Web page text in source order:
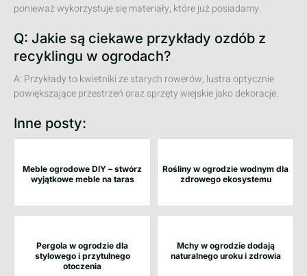
ponieważ wykorzystuje się materiały, które już posiadamy.
Q: Jakie są ciekawe przykłady ozdób z
recyklingu w ogrodach?
A: Przykłady to kwietniki ze starych rowerów, lustra optycznie
powiększające przestrzeń oraz sprzęty wiejskie jako dekoracje.
Inne posty:
Meble ogrodowe DIY – stwórz
wyjątkowe meble na taras
Rośliny w ogrodzie wodnym dla
zdrowego ekosystemu
Pergola w ogrodzie dla
stylowego i przytulnego
otoczenia
Mchy w ogrodzie dodają
naturalnego uroku i zdrowia